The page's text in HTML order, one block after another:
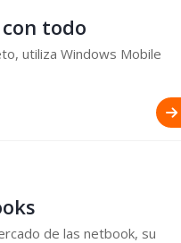
todo
utiliza Windows Mobile
de las netbook, su